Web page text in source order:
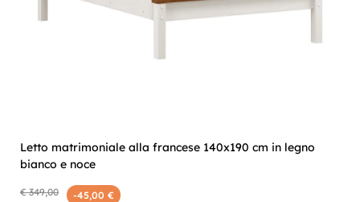
Letto matrimoniale alla francese 140x190 cm in legno
bianco e noce
€ 349,00 -45,00 €